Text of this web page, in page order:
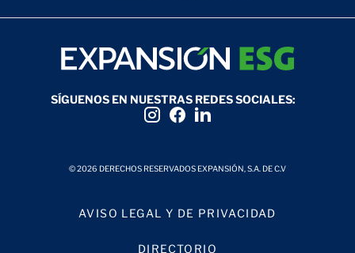
AVISO LEGAL Y DE PRIVACIDAD
DIRECTORIO
SÍGUENOS EN NUESTRAS REDES SOCIALES:
© 2026 DERECHOS RESERVADOS EXPANSIÓN, S.A. DE C.V